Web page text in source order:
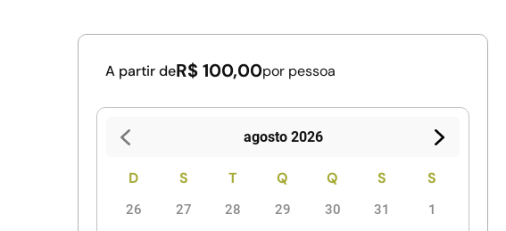
A partir deR$ 100,00por pessoa
agosto 2026
D S T Q Q S S
26 27 28 29 30 31 1